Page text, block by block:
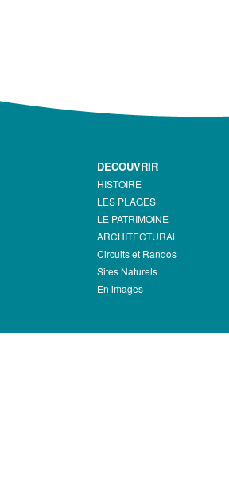
DECOUVRIR
HISTOIRE
LES PLAGES
LE PATRIMOINE
ARCHITECTURAL
Circuits et Randos
Sites Naturels
En images